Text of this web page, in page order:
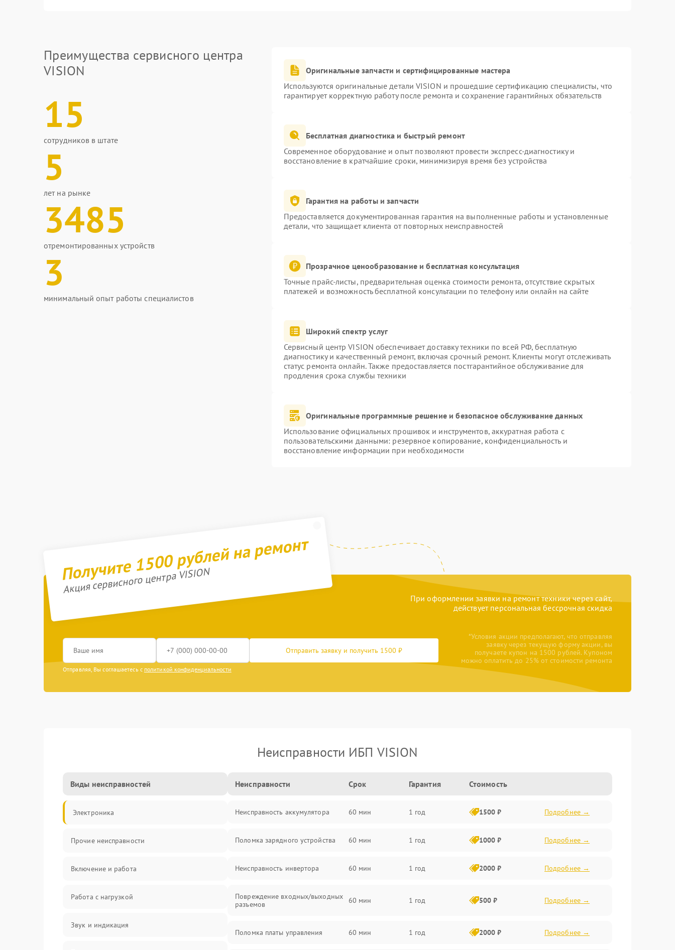
Преимущества сервисного центра
VISION
15
сотрудников в штате
5
лет на рынке
3485
отремонтированных устройств
3
минимальный опыт работы специалистов
Оригинальные запчасти и сертифицированные мастера
Используются оригинальные детали VISION и прошедшие сертификацию специалисты, что
гарантирует корректную работу после ремонта и сохранение гарантийных обязательств
Бесплатная диагностика и быстрый ремонт
Современное оборудование и опыт позволяют провести экспресс-диагностику и
восстановление в кратчайшие сроки, минимизируя время без устройства
Гарантия на работы и запчасти
Предоставляется документированная гарантия на выполненные работы и установленные
детали, что защищает клиента от повторных неисправностей
Прозрачное ценообразование и бесплатная консультация
Точные прайс-листы, предварительная оценка стоимости ремонта, отсутствие скрытых
платежей и возможность бесплатной консультации по телефону или онлайн на сайте
Широкий спектр услуг
Сервисный центр VISION обеспечивает доставку техники по всей РФ, бесплатную
диагностику и качественный ремонт, включая срочный ремонт. Клиенты могут отслеживать
статус ремонта онлайн. Также предоставляется постгарантийное обслуживание для
продления срока службы техники
Оригинальные программные решение и безопасное обслуживание данных
Использование официальных прошивок и инструментов, аккуратная работа с
пользовательскими данными: резервное копирование, конфиденциальность и
восстановление информации при необходимости
Получите 1500 рублей на ремонт
Акция сервисного центра VISION
При оформлении заявки на ремонт техники через сайт,
действует персональная бессрочная скидка
Отправить заявку и получить 1500 ₽
Отправляя, Вы соглашаетесь с политикой конфиденциальности
*Условия акции предполагают, что отправляя
заявку через текущую форму акции, вы
получаете купон на 1500 рублей. Купоном
можно оплатить до 25% от стоимости ремонта
Неисправности ИБП VISION
Виды неисправностей
Электроника
Прочие неисправности
Включение и работа
Работа с нагрузкой
Звук и индикация
Неисправности Срок Гарантия Стоимость
Неисправность аккумулятора 60 мин 1 год 1500 ₽ Подробнее →
Поломка зарядного устройства 60 мин 1 год 1000 ₽ Подробнее →
Неисправность инвертора 60 мин 1 год 2000 ₽ Подробнее →
Повреждение входных/выходных
разъемов
60 мин 1 год 500 ₽ Подробнее →
Поломка платы управления 60 мин 1 год 2000 ₽ Подробнее →